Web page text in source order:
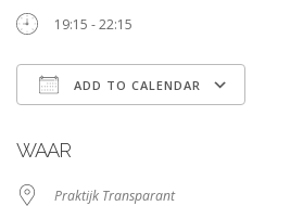
19:15 - 22:15
ADD TO CALENDAR
WAAR
Praktijk Transparant